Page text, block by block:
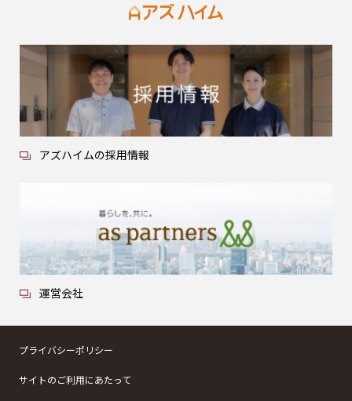
アズハイムの採用情報
運営会社
プライバシーポリシー
サイトのご利用にあたって